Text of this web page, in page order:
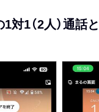
対1（2人）通話